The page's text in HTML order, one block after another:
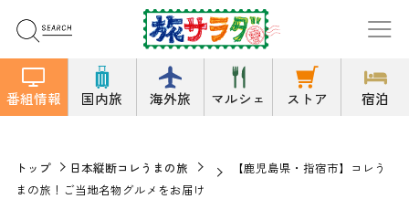
番組情報 国内旅 海外旅 マルシェ ストア 宿泊
トップ 日本縦断コレうまの旅
【鹿児島県・指宿市】コレう
まの旅！ご当地名物グルメをお届け